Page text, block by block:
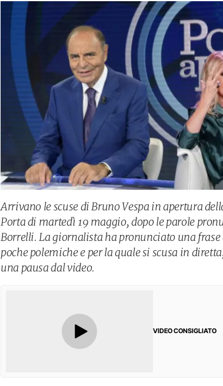
Arrivano le scuse di Bruno Vespa in apertura
Porta di martedì 19 maggio, dopo le parole
Borrelli. La giornalista ha pronunciato una frase
poche polemiche e per la quale si scusa in
una pausa dal video.
VIDEO CONSIGLIATO